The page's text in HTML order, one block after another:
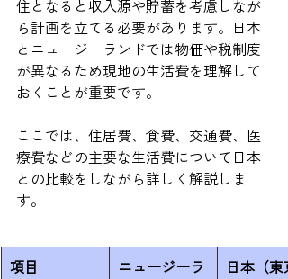
住となると収入源や貯蓄を考慮しなが
ら計画を立てる必要があります。日本
とニュージーランドでは物価や税制度
が異なるため現地の生活費を理解して
おくことが重要です。
ここでは、住居費、食費、交通費、医
療費などの主要な生活費について日本
との比較をしながら詳しく解説しま
す。
項目
ニュージーラ
日本（東